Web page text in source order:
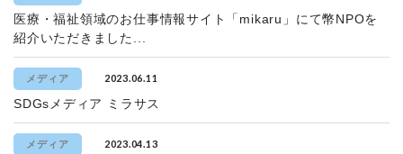
医療・福祉領域のお仕事情報サイト「mikaru」にて幣NPOを
紹介いただきました...
メディア 2023.06.11
SDGsメディア ミラサス
メディア 2023.04.13